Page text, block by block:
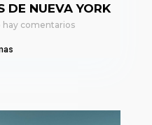
DE NUEVA YORK
hay comentarios